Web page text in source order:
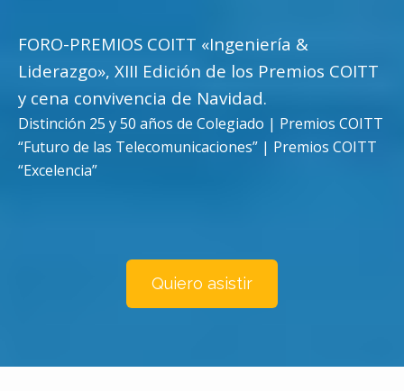
FORO-PREMIOS COITT «Ingeniería &
Liderazgo», XIII Edición de los Premios COITT
y cena convivencia de Navidad.
Distinción 25 y 50 años de Colegiado | Premios COITT
“Futuro de las Telecomunicaciones” | Premios COITT
“Excelencia”
Quiero asistir